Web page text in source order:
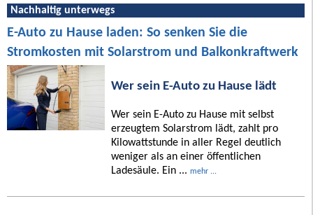
Nachhaltig unterwegs
E-Auto zu Hause laden: So senken Sie die
Stromkosten mit Solarstrom und Balkonkraftwerk
Wer sein E-Auto zu Hause lädt
Wer sein E-Auto zu Hause mit selbst
erzeugtem Solarstrom lädt, zahlt pro
Kilowattstunde in aller Regel deutlich
weniger als an einer öffentlichen
Ladesäule. Ein ... mehr ...